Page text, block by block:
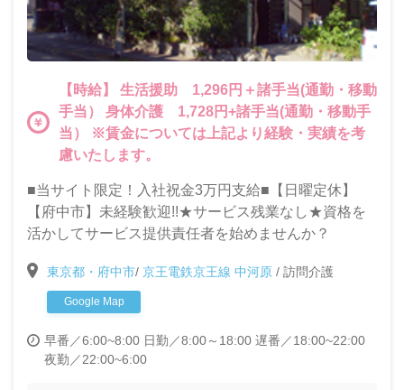
【時給】 生活援助 1,296円＋諸手当(通勤・移動
手当） 身体介護 1,728円+諸手当(通勤・移動手
当） ※賃金については上記より経験・実績を考
慮いたします。
■当サイト限定！入社祝金3万円支給■【日曜定休】
【府中市】未経験歓迎!!★サービス残業なし★資格を
活かしてサービス提供責任者を始めませんか？
東京都・府中市/ 京王電鉄京王線 中河原 / 訪問介護
Google Map
早番／6:00~8:00 日勤／8:00～18:00 遅番／18:00~22:00
夜勤／22:00~6:00